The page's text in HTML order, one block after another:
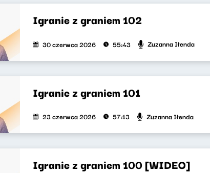
Igranie z graniem 102
30 czerwca 2026 55:43 Zuzanna Iłenda
Igranie z graniem 101
23 czerwca 2026 57:13 Zuzanna Iłenda
Igranie z graniem 100 [WIDEO]